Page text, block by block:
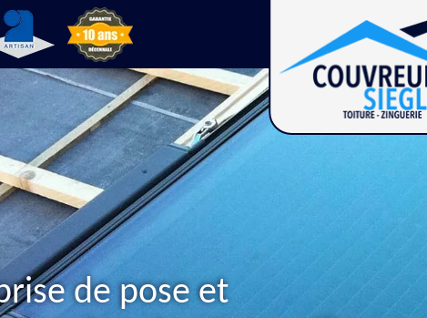
de pose et